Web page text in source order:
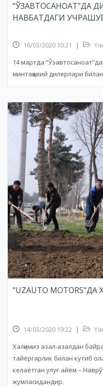
“ЎЗАВТОСАНОАТ”ДА
НАВБАТДАГИ
16/03/2020 10:21 |
14 мартда
минтақавий дилерлари
"UZAUTO MOTORS"ДА
14/03/2020 19:22 |
Халқимиз азал-азалдан
тайёргарлик билан кутиб
келаётган улуғ айём –
жумласидандир.